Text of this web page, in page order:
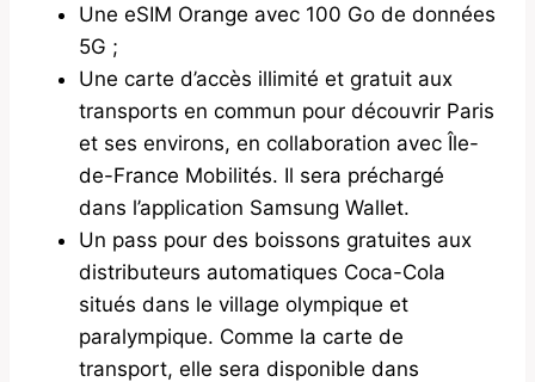
Une eSIM Orange avec 100 Go de données
5G ;
Une carte d’accès illimité et gratuit aux
transports en commun pour découvrir Paris
et ses environs, en collaboration avec Île-
de-France Mobilités. Il sera préchargé
dans l’application Samsung Wallet.
Un pass pour des boissons gratuites aux
distributeurs automatiques Coca-Cola
situés dans le village olympique et
paralympique. Comme la carte de
transport, elle sera disponible dans